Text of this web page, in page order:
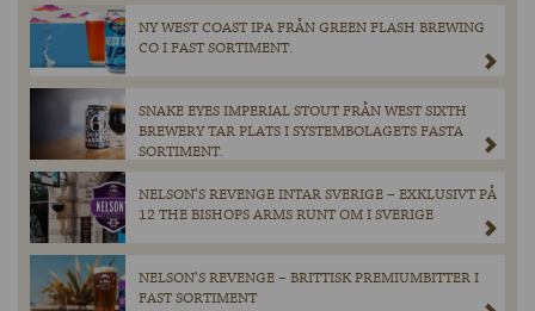
NY WEST COAST IPA FRÅN GREEN FLASH BREWING
CO I FAST SORTIMENT.
SNAKE EYES IMPERIAL STOUT FRÅN WEST SIXTH
BREWERY TAR PLATS I SYSTEMBOLAGETS FASTA
SORTIMENT.
NELSON’S REVENGE INTAR SVERIGE – EXKLUSIVT PÅ
12 THE BISHOPS ARMS RUNT OM I SVERIGE
NELSON’S REVENGE – BRITTISK PREMIUMBITTER I
FAST SORTIMENT